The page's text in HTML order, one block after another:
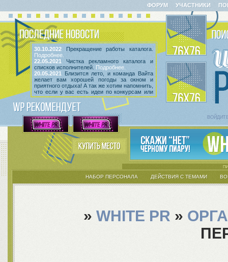
30.10.2022 Прекращение работы каталога.
Подробнее.
22.05.2021
Чистка рекламного каталога и
списков исполнителей. Подробнее.
20.05.2021
Близится лето, и команда Вайта
желает вам хорошей погоды за окном и
приятного отдыха! А так же хотим напомнить,
что если у вас есть идеи по конкурсам или
мероприятиям, вы всегда можете высказать
ихв этой теме! Так же сообщаем, что введен
срок неактивности исполнителей и их тем.
Подробнее.
НАБОР ПЕРСОНАЛА ДЕЙСТВИЯ С ТЕМАМИ
ФОРУМ УЧАСТНИКИ
» WHITE PR »